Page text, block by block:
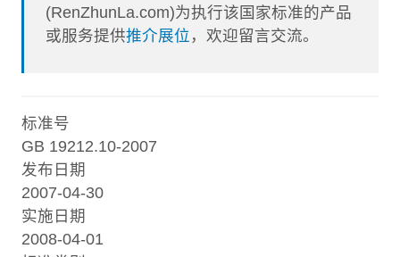
(RenZhunLa.com)为执行该国家标准的产品
或服务提供推介展位 ，欢迎留言交流。
标准号
GB 19212.10-2007
发布日期
2007-04-30
实施日期
2008-04-01